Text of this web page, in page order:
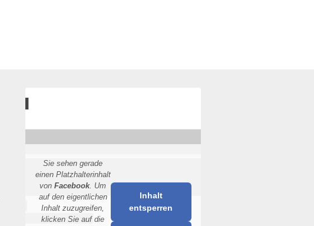
Sie sehen gerade
einen Platzhalterinhalt
vonFacebook. Um
auf den eigentlichen
Inhalt zuzugreifen,
klicken Sie auf die
Inhalt
entsperren